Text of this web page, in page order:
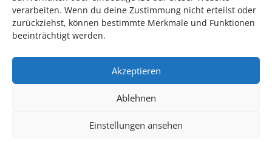
verarbeiten. Wenn du deine Zustimmung nicht erteilst oder
zurückziehst, können bestimmte Merkmale und Funktionen
beeinträchtigt werden.
Akzeptieren
Ablehnen
Einstellungen ansehen
TECHNIK SUPPORT GESUCHT!
Das Kulturparkett freut sich stets über
info@kulturparkett-rhein-neckar.de